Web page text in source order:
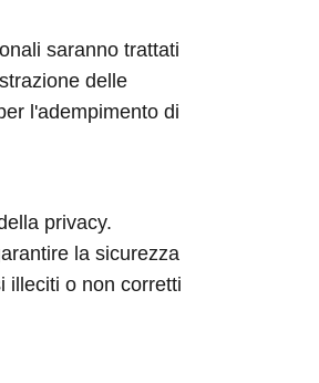
saranno trattati
delle
l'adempimento di
privacy.
la sicurezza
illeciti o non corretti